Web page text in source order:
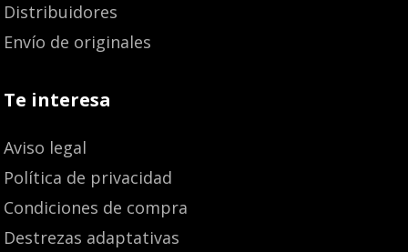
Distribuidores
Envío de originales
Te interesa
Aviso legal
Política de privacidad
Condiciones de compra
Destrezas adaptativas